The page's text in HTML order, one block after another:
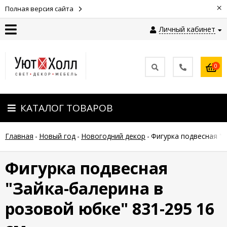
Полная версия сайта ×
Личный кабинет
Оплата
Доставка
Гарантия
возврат
Новости
Полезные
0
КАТАЛОГ ТОВАРОВ
Главная - Новый год - Новогодний декор - Фигурка подвесная
Фигурка подвесная
"Зайка-балерина в
розовой юбке" 831-295 16